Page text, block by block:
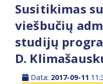
Susitikimas
viešbučių
studijų
D.
Data: 2017-09-11